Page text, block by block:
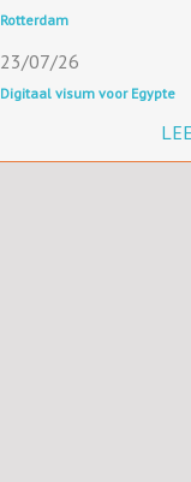
Rotterdam
23/07/26
Digitaal visum voor Egypte